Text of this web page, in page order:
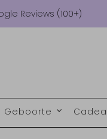
Reviews (100+)
Geboorte